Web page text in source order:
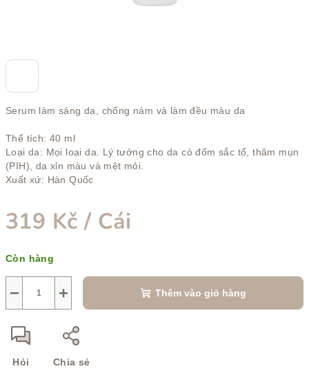
Serum làm sáng da, chống nám và làm đều màu da
Thể tích: 40 ml
Loại da: Mọi loại da. Lý tưởng cho da có đốm sắc tố, thâm mụn
(PIH), da xỉn màu và mệt mỏi.
Xuất xứ: Hàn Quốc
319 Kč/ Cái
đo
lường:
Còn hàng
+
− Thêm vào giỏ hàng
Hỏi Chia sẻ